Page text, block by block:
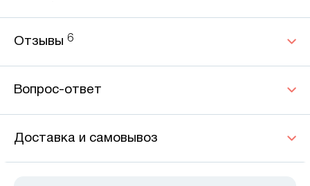
Отзывы 6
Вопрос-ответ
Доставка и самовывоз